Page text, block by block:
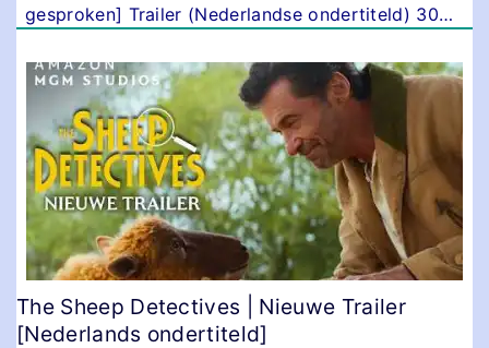
gesproken] Trailer (Nederlandse ondertiteld) 30…
The Sheep Detectives | Nieuwe Trailer
[Nederlands ondertiteld]